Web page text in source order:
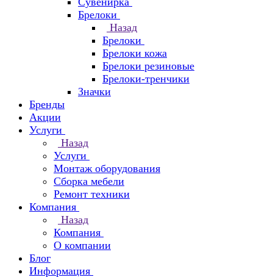
Брелоки
Назад
Брелоки
Брелоки кожа
Брелоки резиновые
Брелоки-тренчики
Значки
Бренды
Акции
Услуги
Назад
Услуги
Монтаж оборудования
Сборка мебели
Ремонт техники
Компания
Назад
Компания
О компании
Блог
Информация